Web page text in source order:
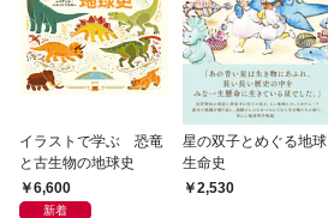
イラストで学ぶ 恐竜
と古生物の地球史
6,600
新着
星の双子とめぐる地球
生命史
2,530